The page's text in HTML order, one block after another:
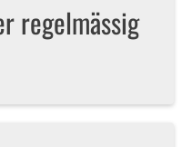
regelmässig